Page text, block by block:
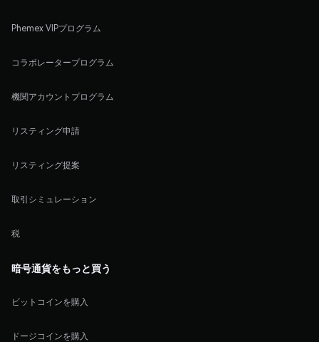
Phemex VIPプログラム
コラボレータープログラム
機関アカウントプログラム
リスティング申請
リスティング提案
取引シミュレーション
税
暗号通貨をもっと買う
ビットコインを購入
ドージコインを購入